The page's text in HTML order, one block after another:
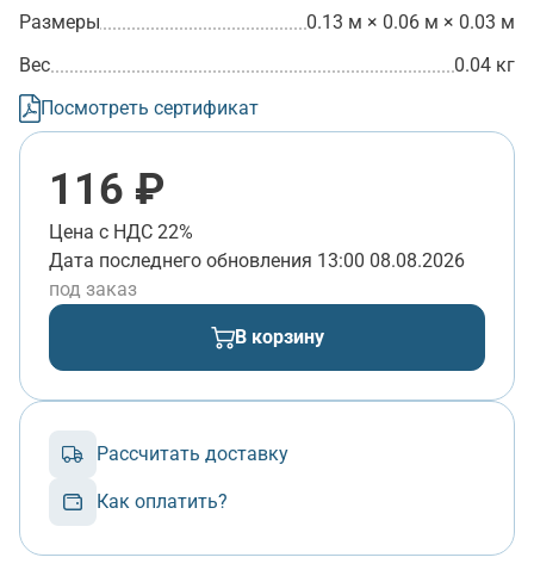
Размеры
0.13 м × 0.06 м × 0.03 м
Вес
0.04 кг
Посмотреть сертификат
116 ₽
Цена с НДС 22%
Дата последнего обновления 13:00 08.08.2026
под заказ
В корзину
Рассчитать доставку
Как оплатить?